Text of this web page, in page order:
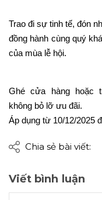
Trao đi sự tinh tế, đón
đồng hành cùng quý
của mùa lễ hội.
Ghé cửa hàng hoặc
không bỏ lỡ ưu đãi.
Áp dụng từ 10/12/2025
Chia sẻ bài viết:
Viết bình luận